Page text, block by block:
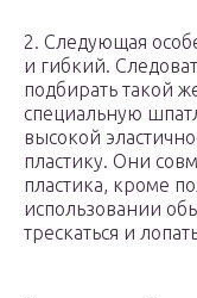
2. Следующая
и гибкий.
подбирать такой
специальную
высокой
пластику. Они
пластика, кроме
использовании
трескаться и